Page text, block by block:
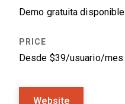
Demo gratuita disponible
Desde $39/usuario/mes
Website